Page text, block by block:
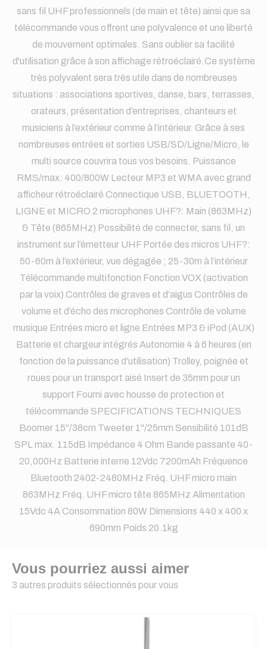
sans fil UHF professionnels (de main et tête) ainsi que sa
télécommande vous offrent une polyvalence et une liberté
de mouvement optimales. Sans oublier sa facilité
d'utilisation grâce à son affichage rétroéclairé.Ce système
très polyvalent sera très utile dans de nombreuses
situations : associations sportives, danse, bars, terrasses,
orateurs, présentation d’entreprises, chanteurs et
musiciens à l’extérieur comme à l’intérieur. Grâce à ses
nombreuses entrées et sorties USB/SD/Ligne/Micro, le
multi source couvrira tous vos besoins. Puissance
RMS/max. 400/800W Lecteur MP3 et WMA avec grand
afficheur rétroéclairé Connectique USB, BLUETOOTH,
LIGNE et MICRO 2 microphones UHF?: Main (863MHz)
& Tête (865MHz) Possibilité de connecter, sans fil, un
instrument sur l’émetteur UHF Portée des micros UHF?:
50-60m à l’extérieur, vue dégagée ; 25-30m à l’intérieur
Télécommande multifonction Fonction VOX (activation
par la voix) Contrôles de graves et d’aigus Contrôles de
volume et d’écho des microphones Contrôle de volume
musique Entrées micro et ligne Entrées MP3 & iPod (AUX)
Batterie et chargeur intégrés Autonomie 4 à 6 heures (en
fonction de la puissance d'utilisation) Trolley, poignée et
roues pour un transport aisé Insert de 35mm pour un
support Fourni avec housse de protection et
télécommande SPECIFICATIONS TECHNIQUES
Boomer 15"/38cm Tweeter 1"/25mm Sensibilité 101dB
SPL max. 115dB Impédance 4 Ohm Bande passante 40-
20,000Hz Batterie interne 12Vdc 7200mAh Fréquence
Bluetooth 2402-2480MHz Fréq. UHF micro main
863MHz Fréq. UHF micro tête 865MHz Alimentation
15Vdc 4A Consommation 80W Dimensions 440 x 400 x
690mm Poids 20.1kg
Vous pourriez aussi aimer
3 autres produits sélectionnés pour vous